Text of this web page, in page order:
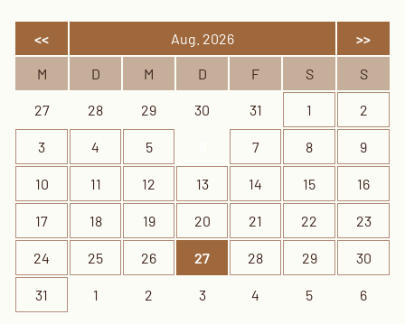
<< Aug. 2026 >>
M D M D F S S
27 28 29 30 31 1 2
3 4 5 7 8 9
10 11 12 13 14 15 16
17 18 19 20 21 22 23
24 25 26 27 28 29 30
31 1 2 3 4 5 6